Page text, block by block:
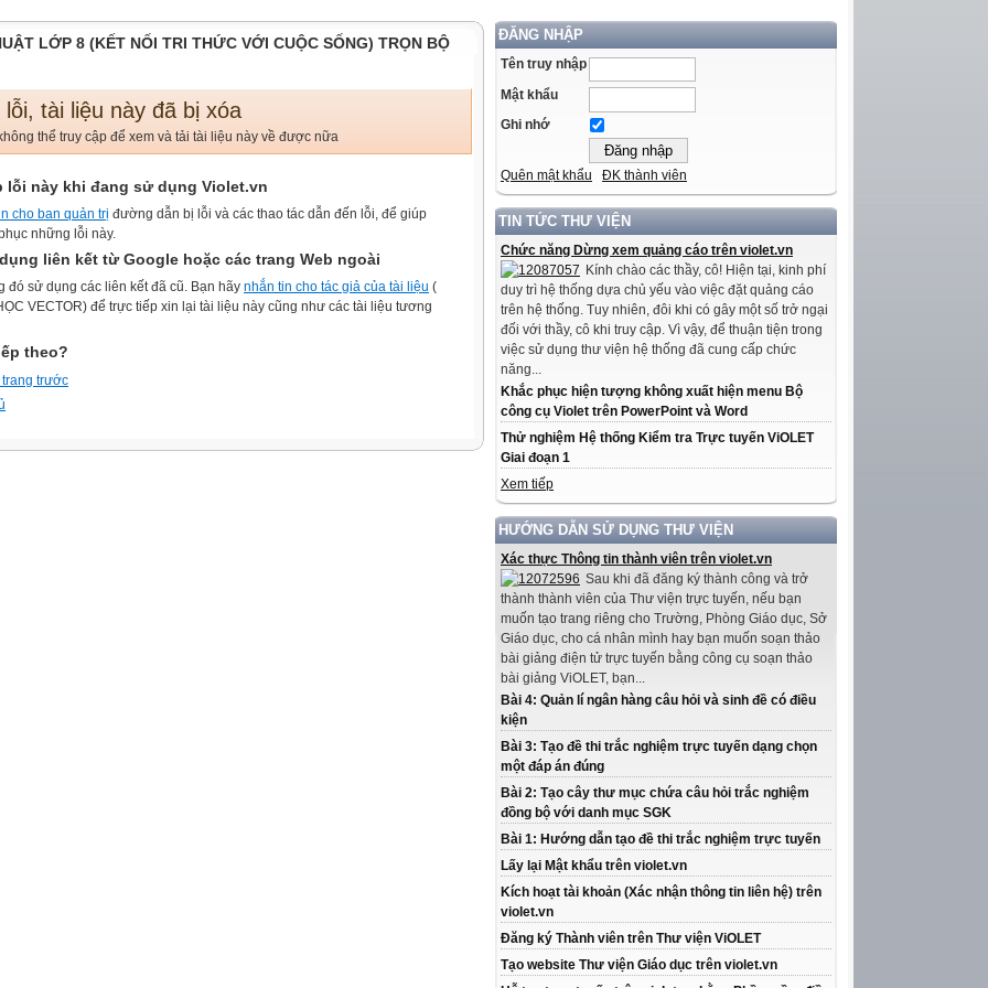
ĐĂNG NHẬP
Tên truy nhập
Mật khẩu
Ghi nhớ
Quên mật khẩu ĐK thành viên
TIN TỨC THƯ VIỆN
Chức năng Dừng xem quảng cáo trên violet.vn
Kính chào các thầy, cô! Hiện tại, kinh phí
duy trì hệ thống dựa chủ yếu vào việc đặt quảng cáo
trên hệ thống. Tuy nhiên, đôi khi có gây một số trở ngại
đối với thầy, cô khi truy cập. Vì vậy, để thuận tiện trong
việc sử dụng thư viện hệ thống đã cung cấp chức
năng...
Khắc phục hiện tượng không xuất hiện menu Bộ
công cụ Violet trên PowerPoint và Word
Thử nghiệm Hệ thống Kiểm tra Trực tuyến ViOLET
Giai đoạn 1
Xem tiếp
HƯỚNG DẪN SỬ DỤNG THƯ VIỆN
Xác thực Thông tin thành viên trên violet.vn
Sau khi đã đăng ký thành công và trở
thành thành viên của Thư viện trực tuyến, nếu bạn
muốn tạo trang riêng cho Trường, Phòng Giáo dục, Sở
Giáo dục, cho cá nhân mình hay bạn muốn soạn thảo
bài giảng điện tử trực tuyến bằng công cụ soạn thảo
bài giảng ViOLET, bạn...
Bài 4: Quản lí ngân hàng câu hỏi và sinh đề có điều
kiện
Bài 3: Tạo đề thi trắc nghiệm trực tuyến dạng chọn
một đáp án đúng
Bài 2: Tạo cây thư mục chứa câu hỏi trắc nghiệm
đồng bộ với danh mục SGK
Bài 1: Hướng dẫn tạo đề thi trắc nghiệm trực tuyến
Lấy lại Mật khẩu trên violet.vn
Kích hoạt tài khoản (Xác nhận thông tin liên hệ) trên
violet.vn
Đăng ký Thành viên trên Thư viện ViOLET
Tạo website Thư viện Giáo dục trên violet.vn
LỚP 8 (KẾT NỐI TRI THỨC VỚI CUỘC SỐNG) TRỌN BỘ
lỗi, tài liệu này đã bị xóa
thể truy cập để xem và tải tài liệu này về được nữa
lỗi này khi đang sử dụng Violet.vn
cho ban quản trị đường dẫn bị lỗi và các thao tác dẫn đến lỗi, để giúp
những lỗi này.
liên kết từ Google hoặc các trang Web ngoài
đó sử dụng các liên kết đã cũ. Bạn hãy nhắn tin cho tác giả của tài liệu (
VECTOR) để trực tiếp xin lại tài liệu này cũng như các tài liệu tương
theo?
trước